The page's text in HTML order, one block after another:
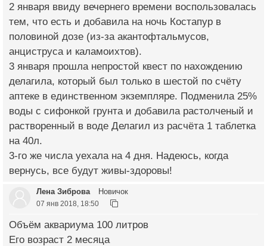
2 января ввиду вечернего времени воспользовалась
тем, что есть и добавила на ночь Костапур в
половиной дозе (из-за акантофтальмусов,
анциструса и каламоихтов).
3 января прошла непростой квест по нахождению
делагила, который был только в шестой по счёту
аптеке в единственном экземпляре. Подменила 25%
воды с сифонкой грунта и добавила растолченый и
растворенный в воде Делагил из расчёта 1 таблетка
на 40л.
3-го же числа уехала на 4 дня. Надеюсь, когда
вернусь, все будут живы-здоровы!
Лена Зиброва Новичок
07 янв 2018, 18:50
Объём аквариума 100 литров
Его возраст 2 месяца